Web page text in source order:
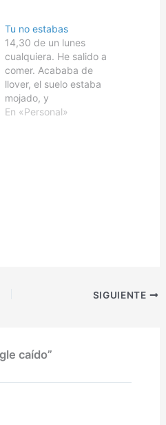
Tu no estabas
14,30 de un lunes
cualquiera. He salido a
comer. Acababa de
llover, el suelo estaba
mojado, y
sorprendentemente el
En «Personal»
SIGUIENTE
caído”